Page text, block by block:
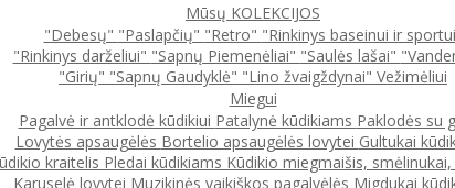
Mūsų KOLEKCIJOS
"Debesų" "Paslapčių" "Retro" "Rinkinys baseinui ir
"Rinkinys darželiui" "Sapnų Piemenėliai" "Saulės lašai"
"Girių" "Sapnų Gaudyklė" "Lino žvaigždynai" Vežimėliui
Miegui
Pagalvė ir antklodė kūdikiui Patalynė kūdikiams Paklodės su
Lovytės apsaugėlės Bortelio apsaugėlės lovytei Gultukai
kraitelis Pledai kūdikiams Kūdikio miegmaišis,
Karuselė lovytei Muzikinės vaikiškos pagalvėlės Migdukai